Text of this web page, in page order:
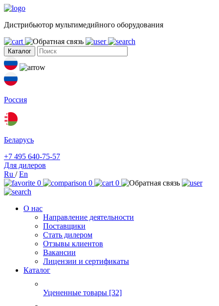
Дистрибьютор мультимедийного оборудования
Каталог
Россия
Беларусь
+7 495 640-75-57
Для дилеров
Ru /En
0
0 0
О нас
Направление деятельности
Поставщики
Стать дилером
Отзывы клиентов
Вакансии
Лицензии и сертификаты
Каталог
Уцененные товары [32]